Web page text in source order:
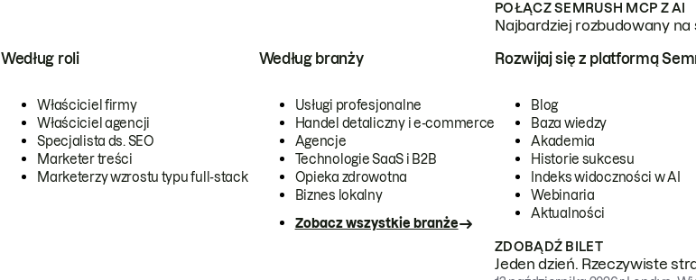
POŁĄCZ SEMRUSH MCP Z AI
Najbardziej rozbudowany
Według roli
Właściciel firmy
Właściciel agencji
Specjalista ds. SEO
Marketer treści
Marketerzy wzrostu typu full-stack
Według branży
Usługi profesjonalne
Handel detaliczny i e-commerce
Agencje
Technologie SaaS i B2B
Opieka zdrowotna
Biznes lokalny
Zobacz wszystkie branże
Rozwijaj się z platformą
Blog
Baza wiedzy
Akademia
Historie sukcesu
Indeks widoczności w AI
Webinaria
Aktualności
ZDOBĄDŹ BILET
Jeden dzień. Rzeczywiste